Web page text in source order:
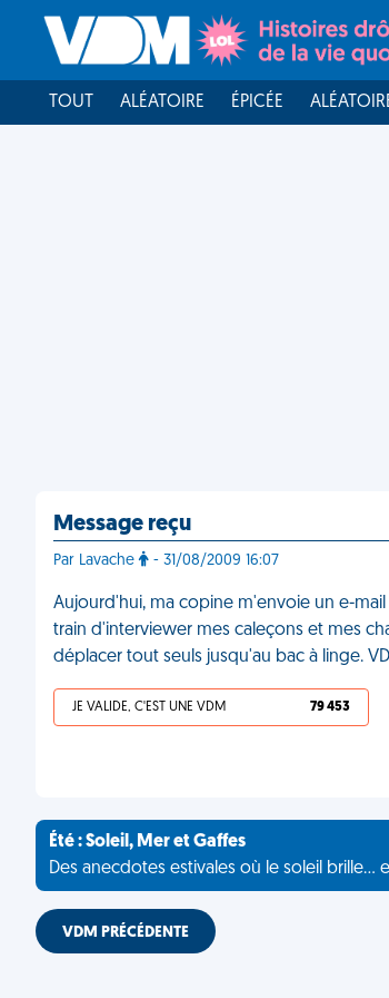
TOUT ALÉATOIRE ÉPICÉE
Message reçu
Par Lavache - 31/08/2009 16:07
Aujourd'hui, ma copine m'envoie un e-
train d'interviewer mes caleçons et mes
déplacer tout seuls jusqu'au bac à linge.
JE VALIDE, C'EST UNE VDM 79 453
Été : Soleil, Mer et Gaffes
Des anecdotes estivales où le soleil brille...
VDM PRÉCÉDENTE